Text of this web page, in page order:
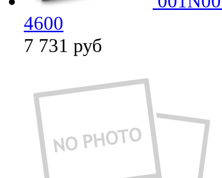
4600
7 731 руб